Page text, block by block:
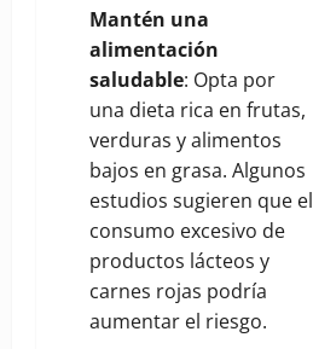
Mantén una
alimentación
saludable: Opta por
una dieta rica en frutas,
verduras y alimentos
bajos en grasa. Algunos
estudios sugieren que el
consumo excesivo de
productos lácteos y
carnes rojas podría
aumentar el riesgo.